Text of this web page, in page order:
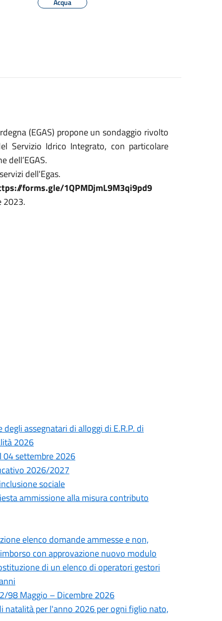
Acqua
(EGAS) propone un sondaggio rivolto
Servizio Idrico Integrato, con particolare
dell’EGAS.
dell'Egas.
forms.gle/1QPMDjmL9M3qi9pd9
2023.
assegnatari di alloggi di E.R.P. di
2026
04 settembre 2026
2026/2027
sociale
ammissione alla misura contributo
elenco domande ammesse e non,
con approvazione nuovo modulo
di un elenco di operatori gestori
98 Maggio – Dicembre 2026
per l'anno 2026 per ogni figlio nato,